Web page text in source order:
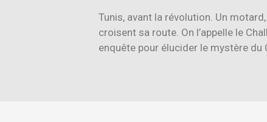
Tunis, avant la révolution. Un
croisent sa route. On l’appelle le
enquête pour élucider le mystère du